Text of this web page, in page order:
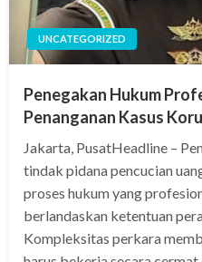
UNCATEGORIZED
Penegakan Hukum
Penanganan Kasus
Jakarta, PusatHeadline –
tindak pidana pencucian
proses hukum yang
berlandaskan ketentuan
Kompleksitas perkara